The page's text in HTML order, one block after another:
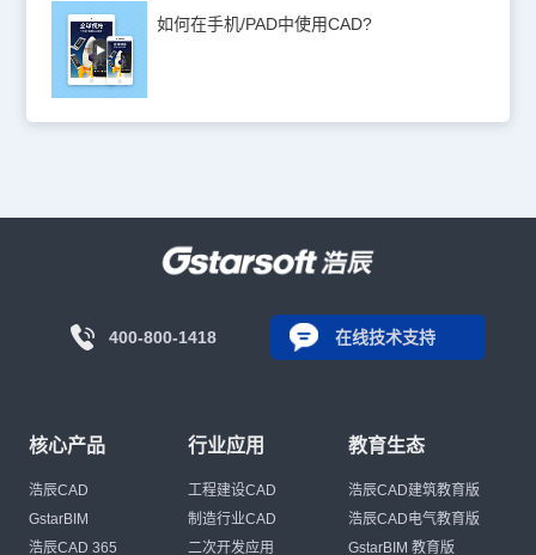
如何在手机/PAD中使用CAD?
400-800-1418 在线技术支持
核心产品
浩辰CAD
GstarBIM
浩辰CAD 365
行业应用
工程建设CAD
制造行业CAD
二次开发应用
教育生态
浩辰CAD建筑教育版
浩辰CAD电气教育版
GstarBIM 教育版